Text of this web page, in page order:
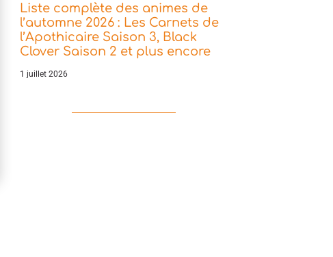
Liste complète des animes de
l’automne 2026 : Les Carnets de
l’Apothicaire Saison 3, Black
Clover Saison 2 et plus encore
1 juillet 2026